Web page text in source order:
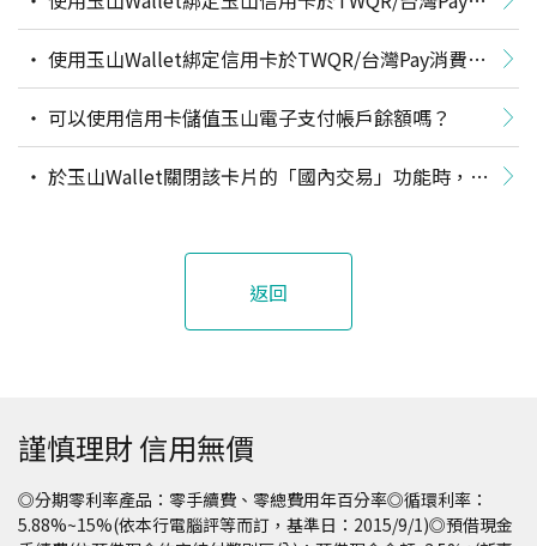
費，可以獲得信用卡回饋嗎？
適用各種台灣Pay通路「限定金融卡／帳戶」的活動優惠
嗎？
可以使用信用卡儲值玉山電子支付帳戶餘額嗎？
返回
謹慎理財 信用無價
◎分期零利率產品：零手續費、零總費用年百分率◎循環利率：
5.88%~15%(依本行電腦評等而訂，基準日：2015/9/1)◎預借現金